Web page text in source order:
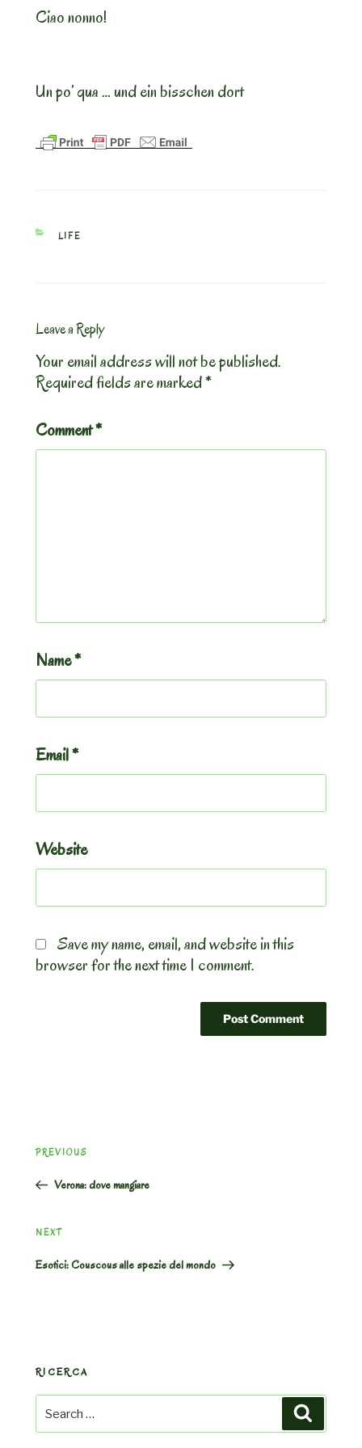
Ciao nonno!
Un po’ qua … und ein bisschen dort
CATEGORIES
LIFE
Leave a Reply
Your email address will not be published.
Required fields are marked*
Comment*
Name*
Email*
Website
Save my name, email, and website in this
browser for the next time I comment.
navigation
Previous
PREVIOUS
Verona: dove mangiare
Next
NEXT
Esotici: Couscous alle spezie del mondo
RICERCA
Search
for: